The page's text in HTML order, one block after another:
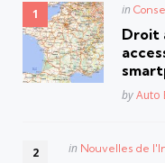
Posted
in
Droit
Posted
byAuto
Posted
in Nouvelles de